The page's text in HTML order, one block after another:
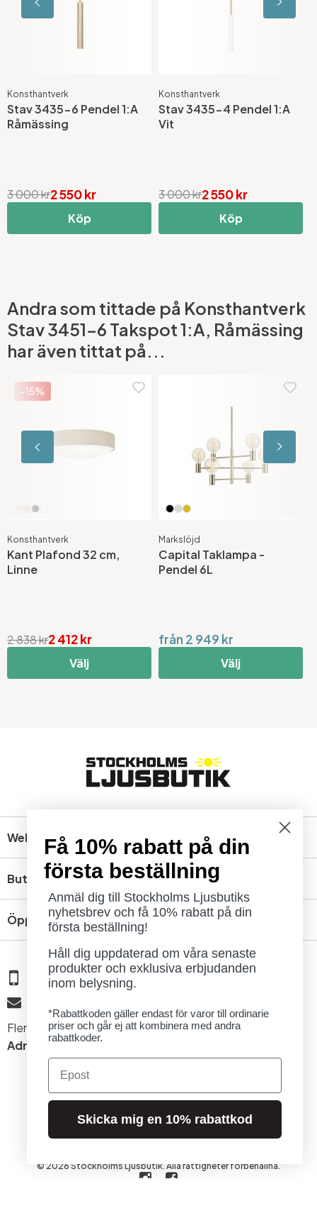
Konsthantverk
Stav 3435-6 Pendel 1:A
Råmässing
2 550 kr
3 000 kr
Köp
Konsthantverk
Stav 3435-4 Pendel 1:A
Vit
2 550 kr
3 000 kr
Köp
Andra som tittade på Konsthantverk
Stav 3451-6 Takspot 1:A, Råmässing
har även tittat på...
-15%
Konsthantverk
Kant Plafond 32 cm,
Linne
2 412 kr
2 838 kr
Välj
Markslöjd
Capital Taklampa -
Pendel 6L
från 2 949 kr
Välj
Webbshop
Butik
Öppettider
08 - 654 29 00
Fler kontaktuppgifter »
Adress:Kungsholmsgatan 6, 112 27 Stockholm
© 2026 Stockholms Ljusbutik. Alla rättigheter förbehållna.
Få 10% rabatt på din
första beställning
Anmäl dig till Stockholms Ljusbutiks
nyhetsbrev och få 10% rabatt på din
första beställning!
Håll dig uppdaterad om våra senaste
produkter och exklusiva erbjudanden
inom belysning.
*Rabattkoden gäller endast för varor till ordinarie
priser och går ej att kombinera med andra
rabattkoder.
Email
Skicka mig en 10% rabattkod